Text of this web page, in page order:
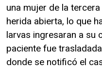
una mujer de la
herida abierta, lo que
larvas ingresaran a su
paciente fue
donde se notificó el